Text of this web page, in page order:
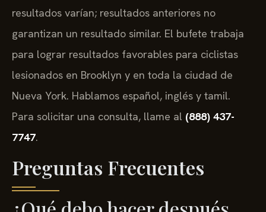
resultados varían; resultados anteriores no
garantizan un resultado similar. El bufete trabaja
para lograr resultados favorables para ciclistas
lesionados en Brooklyn y en toda la ciudad de
Nueva York. Hablamos español, inglés y tamil.
Para solicitar una consulta, llame al (888) 437-
7747.
Preguntas Frecuentes